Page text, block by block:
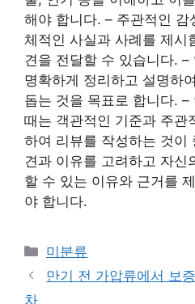
해야 합니다. – 주관적인 감
체적인 사실과 사례를 제시
견을 전달할 수 있습니다.
명확하게 정리하고 설명하
돕는 것을 목표로 합니다.
때는 객관적인 기준과 주관
하여 리뷰를 작성하는 것이
견과 이유를 고려하고 자신
할 수 있는 이유와 근거를
야 합니다.
Categories
미분류
만기 전 가압류에서 보
차